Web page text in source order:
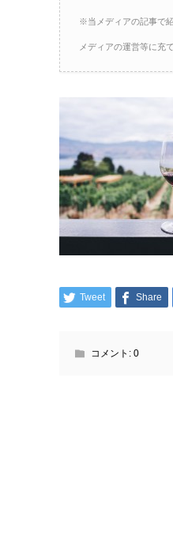
※当メディアの記事で
メディアの運営等に充
Tweet Share
コメント: 0